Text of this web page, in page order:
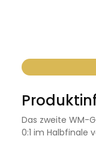
Das zweite WM-
0:1 im Halbfinale